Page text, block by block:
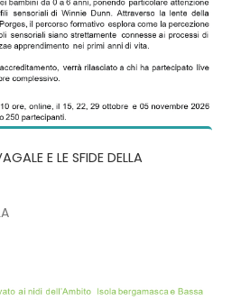
E LE SFIDE DELLA